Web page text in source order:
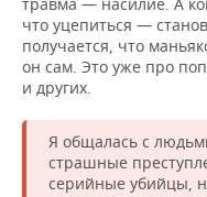
что уцепиться —
получается, что
он сам. Это уже про
и других.
Я общалась с
страшные
серийные убийцы,